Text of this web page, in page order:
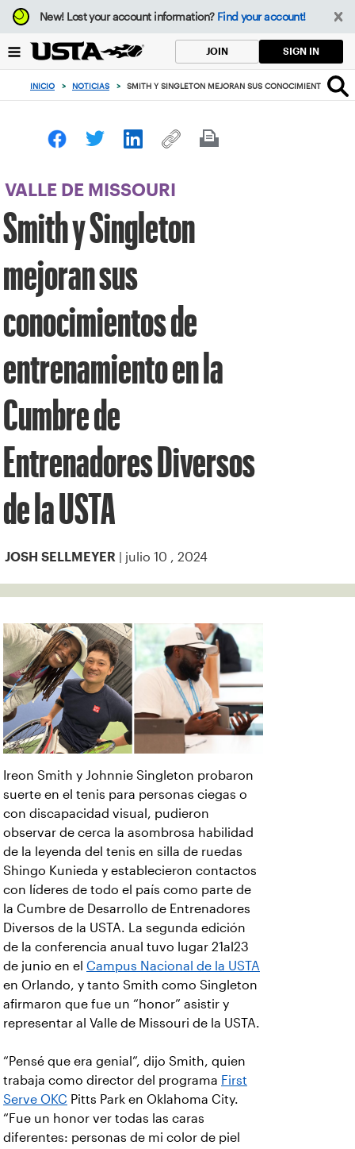
Enfoque
desde
botón
volver
principio
New!Lost your account information? Find your account!
JOIN SIGN IN
INICIO > NOTICIAS > SMITH Y SINGLETON MEJORAN SUS CONOCIMIENTOS DE
VALLE DE MISSOURI
Smith y Singleton
mejoran sus
conocimientos de
entrenamiento en la
Cumbre de
Entrenadores Diversos
de la USTA
JOSH SELLMEYER | julio 10 , 2024
Ireon Smith y Johnnie Singleton probaron
suerte en el tenis para personas ciegas o
con discapacidad visual, pudieron
observar de cerca la asombrosa habilidad
de la leyenda del tenis en silla de ruedas
Shingo Kunieda y establecieron contactos
con líderes de todo el país como parte de
la Cumbre de Desarrollo de Entrenadores
Diversos de la USTA. La segunda edición
de la conferencia anual tuvo lugar 21al23
de junio en el Campus Nacional de la USTA
en Orlando, y tanto Smith como Singleton
afirmaron que fue un “honor” asistir y
representar al Valle de Missouri de la USTA.
“Pensé que era genial”, dijo Smith, quien
trabaja como director del programa First
Serve OKC Pitts Park en Oklahoma City.
“Fue un honor ver todas las caras
diferentes: personas de mi color de piel